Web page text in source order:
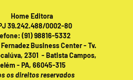
Home Editora
39.242.488/0002-80
(91) 98816-5332
Business Center - Tv.
2301 - Batista Campos,
- PA, 66045-315
os direitos reservados